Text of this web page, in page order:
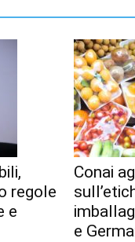
regole
e
Conai
e